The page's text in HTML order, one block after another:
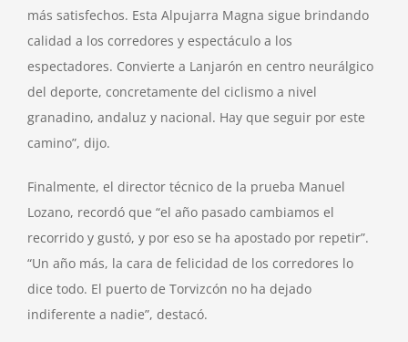
más satisfechos. Esta Alpujarra Magna sigue brindando
calidad a los corredores y espectáculo a los
espectadores. Convierte a Lanjarón en centro neurálgico
del deporte, concretamente del ciclismo a nivel
granadino, andaluz y nacional. Hay que seguir por este
camino”, dijo.
Finalmente, el director técnico de la prueba Manuel
Lozano, recordó que “el año pasado cambiamos el
recorrido y gustó, y por eso se ha apostado por repetir”.
“Un año más, la cara de felicidad de los corredores lo
dice todo. El puerto de Torvizcón no ha dejado
indiferente a nadie”, destacó.